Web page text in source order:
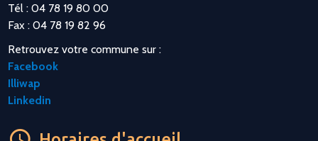
Tél : 04 78 19 80 00
Fax : 04 78 19 82 96
Retrouvez votre commune sur :
Facebook
Illiwap
Linkedin